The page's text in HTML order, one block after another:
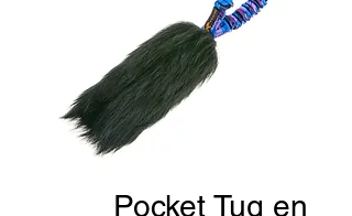
Pocket Tug en